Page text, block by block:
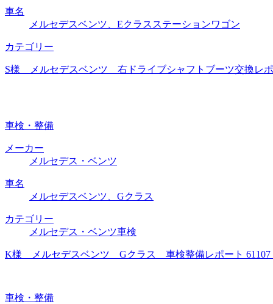
車名
メルセデスベンツ、Eクラスステーションワゴン
カテゴリー
S様 メルセデスベンツ 右ドライブシャフトブーツ交換レ
車検・整備
メーカー
メルセデス・ベンツ
車名
メルセデスベンツ、Gクラス
カテゴリー
メルセデス・ベンツ車検
K様 メルセデスベンツ Gクラス 車検整備レポート 61107
車検・整備